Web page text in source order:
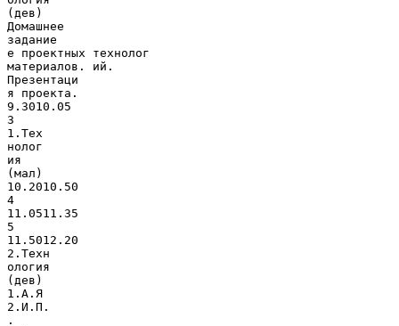
(дев)
Домашнее
задание
е проектных технолог
материалов. ий.
Презентаци
я проекта.
9.3010.05
3
1.Тех
нолог
ия
(мал)
10.2010.50
4
11.0511.35
5
11.5012.20
2.Техн
ология
(дев)
1.А.Я
2.И.П.
.